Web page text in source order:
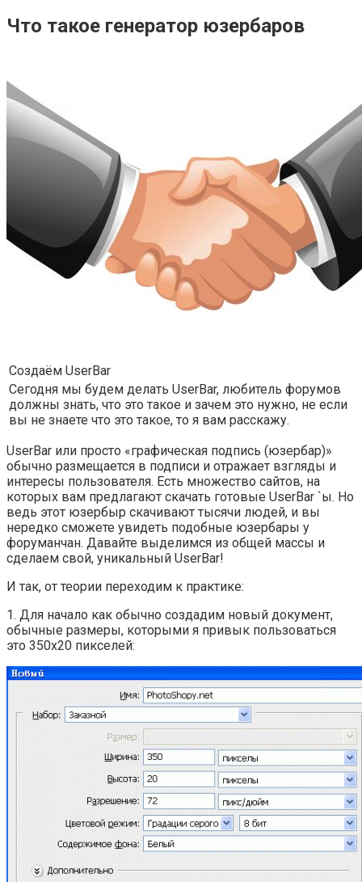
Что такое генератор юзербаров
Создаём UserBar
Сегодня мы будем делать UserBar, любитель форумов
должны знать, что это такое и зачем это нужно, не если
вы не знаете что это такое, то я вам расскажу.
UserBar или просто «графическая подпись (юзербар)»
обычно размещается в подписи и отражает взгляды и
интересы пользователя. Есть множество сайтов, на
которых вам предлагают скачать готовые UserBar `ы. Но
ведь этот юзербыр скачивают тысячи людей, и вы
нередко сможете увидеть подобные юзербары у
форуманчан. Давайте выделимся из общей массы и
сделаем свой, уникальный UserBar!
И так, от теории переходим к практике:
1. Для начало как обычно создадим новый документ,
обычные размеры, которыми я привык пользоваться
это 350х20 пикселей: